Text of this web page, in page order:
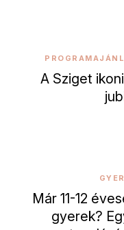
A Sziget
Már 11-12
gyerek?